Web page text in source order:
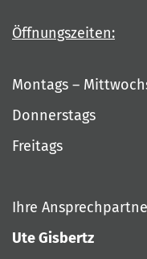
Öffnungszeiten:
Montags –
Donnerstags
Freitags
Ihre
Ute Gisbertz